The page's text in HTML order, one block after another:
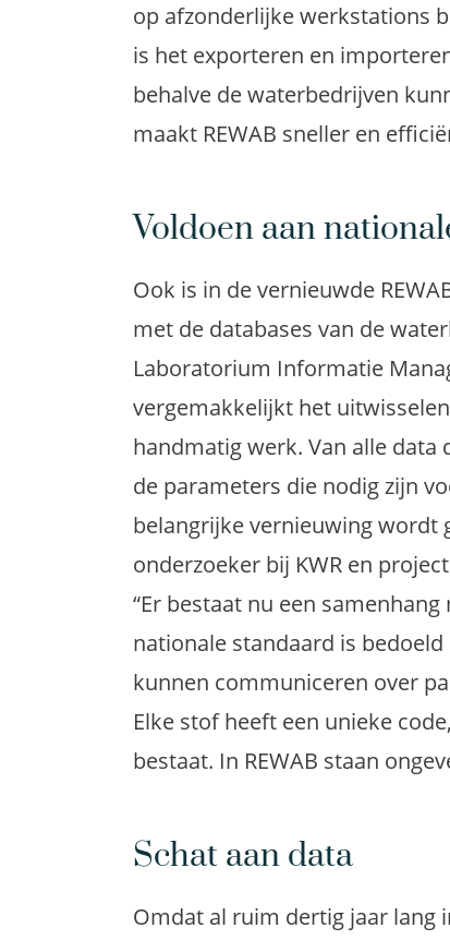
op afzonderlijke werkstations
is het exporteren en
behalve de waterbedrijven
maakt REWAB sneller en
Voldoen aan
Ook is in de vernieuwde
met de databases van de
Laboratorium Informatie
vergemakkelijkt het
handmatig werk. Van alle data
de parameters die nodig zijn
belangrijke vernieuwing wordt
onderzoeker bij KWR en
“Er bestaat nu een
nationale standaard is
kunnen communiceren over
Elke stof heeft een unieke
bestaat. In REWAB staan
Schat aan data
Omdat al ruim dertig jaar lang